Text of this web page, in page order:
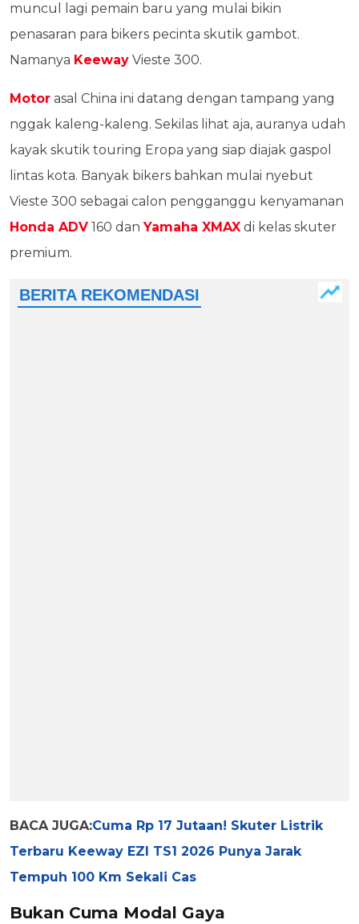
muncul lagi pemain baru yang mulai bikin
penasaran para bikers pecinta skutik gambot.
Namanya Keeway Vieste 300.
Motor asal China ini datang dengan tampang yang
nggak kaleng-kaleng. Sekilas lihat aja, auranya udah
kayak skutik touring Eropa yang siap diajak gaspol
lintas kota. Banyak bikers bahkan mulai nyebut
Vieste 300 sebagai calon pengganggu kenyamanan
Honda ADV 160 danYamaha XMAX di kelas skuter
premium.
BACA JUGA:Cuma Rp 17 Jutaan! Skuter Listrik
Terbaru Keeway EZI TS1 2026 Punya Jarak
Tempuh 100 Km Sekali Cas
Bukan Cuma Modal Gaya